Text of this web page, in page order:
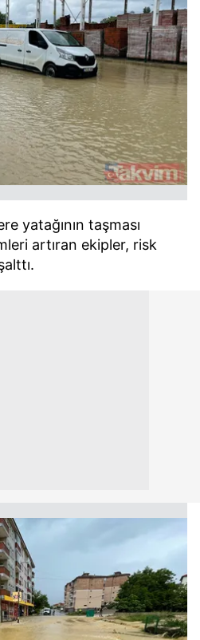
yatağının taşması
artıran ekipler, risk